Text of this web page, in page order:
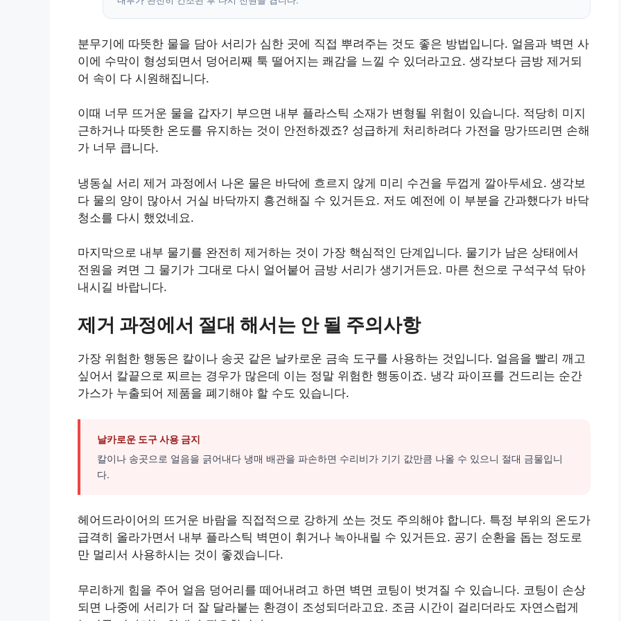
분무기에 따뜻한 물을 담아 서리가 심한 곳에 직접 뿌려주는 것도 좋은 방법입니다. 얼음과 벽면 사
이에 수막이 형성되면서 덩어리째 툭 떨어지는 쾌감을 느낄 수 있더라고요. 생각보다 금방 제거되
어 속이 다 시원해집니다.
이때 너무 뜨거운 물을 갑자기 부으면 내부 플라스틱 소재가 변형될 위험이 있습니다. 적당히 미지
근하거나 따뜻한 온도를 유지하는 것이 안전하겠죠? 성급하게 처리하려다 가전을 망가뜨리면 손해
가 너무 큽니다.
냉동실 서리 제거 과정에서 나온 물은 바닥에 흐르지 않게 미리 수건을 두껍게 깔아두세요. 생각보
다 물의 양이 많아서 거실 바닥까지 흥건해질 수 있거든요. 저도 예전에 이 부분을 간과했다가 바닥
청소를 다시 했었네요.
마지막으로 내부 물기를 완전히 제거하는 것이 가장 핵심적인 단계입니다. 물기가 남은 상태에서
전원을 켜면 그 물기가 그대로 다시 얼어붙어 금방 서리가 생기거든요. 마른 천으로 구석구석 닦아
내시길 바랍니다.
제거 과정에서 절대 해서는 안 될 주의사항
가장 위험한 행동은 칼이나 송곳 같은 날카로운 금속 도구를 사용하는 것입니다. 얼음을 빨리 깨고
싶어서 칼끝으로 찌르는 경우가 많은데 이는 정말 위험한 행동이죠. 냉각 파이프를 건드리는 순간
가스가 누출되어 제품을 폐기해야 할 수도 있습니다.
날카로운 도구 사용 금지
칼이나 송곳으로 얼음을 긁어내다 냉매 배관을 파손하면 수리비가 기기 값만큼 나올 수 있으니 절대 금물입니
다.
헤어드라이어의 뜨거운 바람을 직접적으로 강하게 쏘는 것도 주의해야 합니다. 특정 부위의 온도가
급격히 올라가면서 내부 플라스틱 벽면이 휘거나 녹아내릴 수 있거든요. 공기 순환을 돕는 정도로
만 멀리서 사용하시는 것이 좋겠습니다.
무리하게 힘을 주어 얼음 덩어리를 떼어내려고 하면 벽면 코팅이 벗겨질 수 있습니다. 코팅이 손상
되면 나중에 서리가 더 잘 달라붙는 환경이 조성되더라고요. 조금 시간이 걸리더라도 자연스럽게